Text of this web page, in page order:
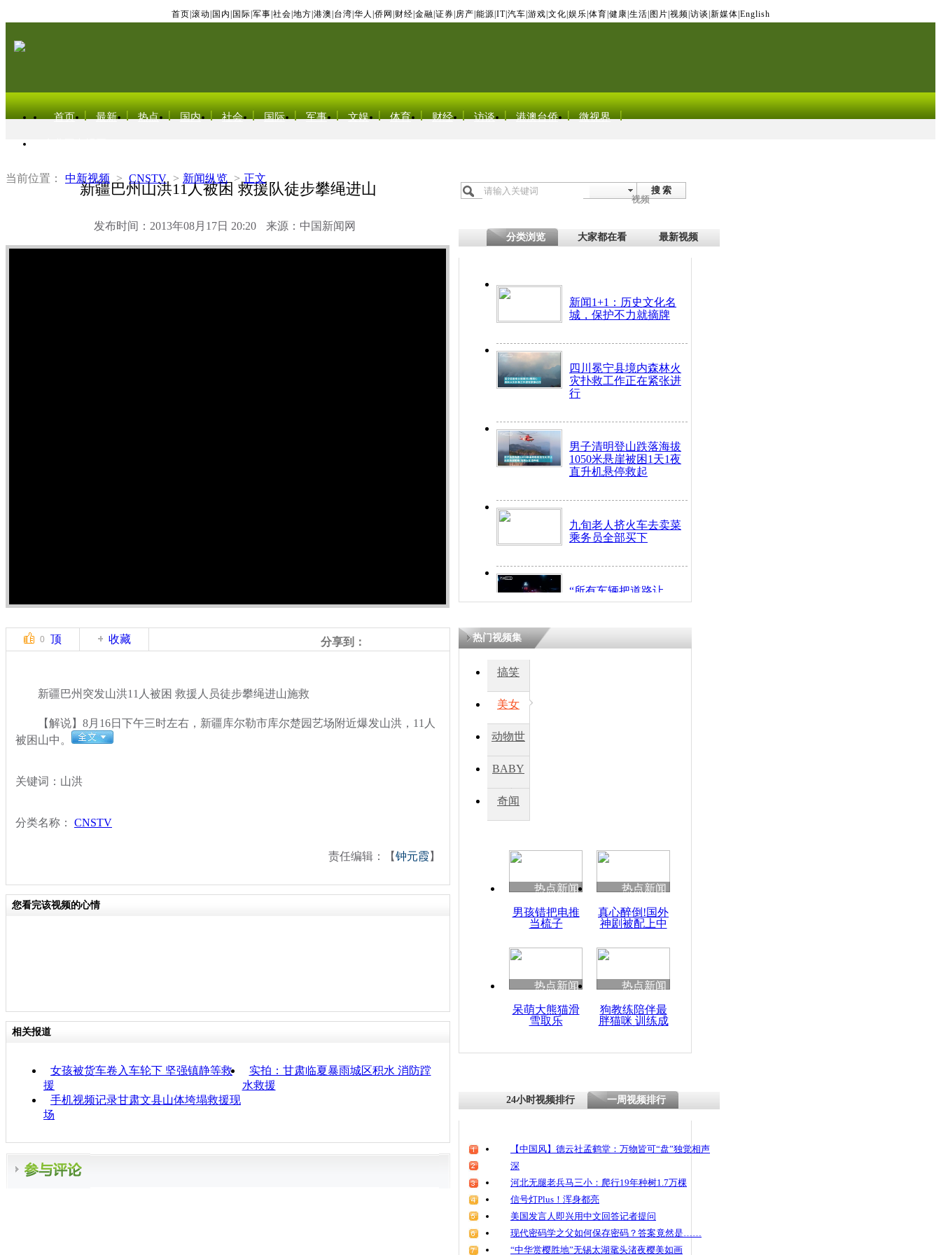
首页 滚动 国内 国际 军事 社会 地方 港澳 台湾 华人 侨网 财经 金融 证券 房产 能源 IT| 汽车 游戏 文化 娱乐 体育 健康 生活 图片 视频 访谈 新媒体 English
首页 最新 热点 国内 社会 国际 军事 文娱 体育 财经 访谈 港澳台侨 微视界
当前位置： 中新视频 > CNSTV > 新闻纵览 > 正文
新疆巴州山洪11人被困 救援队徒步攀绳进山
发布时间：2013年08月17日 20:20 来源：中国新闻网
搜 索
视频
分类浏览 大家都在看 最新视频
新闻1+1：历史文化名
城，保护不力就摘牌
四川冕宁县境内森林火
灾扑救工作正在紧张进
行
男子清明登山跌落海拔
1050米悬崖被困1天1夜
直升机悬停救起
九旬老人挤火车去卖菜
乘务员全部买下
“所有车辆把道路让
开！”儿童突发疾病交
四川兴文苗乡上万人欢
度苗族花山节
清明祭英烈 哀思悼忠
新疆巴州山洪11人被困
0 顶 收藏 分享到：
新疆巴州突发山洪11人被困 救援人员徒步攀绳进山施救
【解说】8月16日下午三时左右，新疆库尔勒市库尔楚园艺场附近爆发山洪，11人
被困山中。
关键词：山洪
分类名称： CNSTV
责任编辑：【钟元霞 】
您看完该视频的心情
相关报道
女孩被货车卷入车轮下 坚强镇静等救
援
实拍：甘肃临夏暴雨城区积水 消防蹚
水救援
手机视频记录甘肃文县山体垮塌救援现
场
热门视频集
搞笑
美女
动物世
BABY
秀
奇闻
热点新闻
男孩错把电推
当梳子
热点新闻
真心醉倒!国外
神剧被配上中
热点新闻
呆萌大熊猫滑
雪取乐
热点新闻
狗教练陪伴最
胖猫咪 训练成
24小时视频排行 一周视频排行
【中国风】德云社孟鹤堂：万物皆可“盘”独觉相声
深
河北无腿老兵马三小：爬行19年种树1.7万棵
信号灯Plus！浑身都亮
美国发言人即兴用中文回答记者提问
现代密码学之父如何保存密码？答案竟然是……
“中华赏樱胜地”无锡太湖鼋头渚夜樱美如画